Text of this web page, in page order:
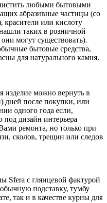
любыми бытовыми
абразивные частицы (со
красители или кислоту
таких в розничной
могут существовать).
бытовые средства,
для натурального камня.
изделие можно вернуть в
дней после покупки, или
одного года если,
дизайн интерьера
ремонта, но только при
сколов, трещин или следов
Sfera с глянцевой фактурой
подставку, тумбу
так и в качестве курны для